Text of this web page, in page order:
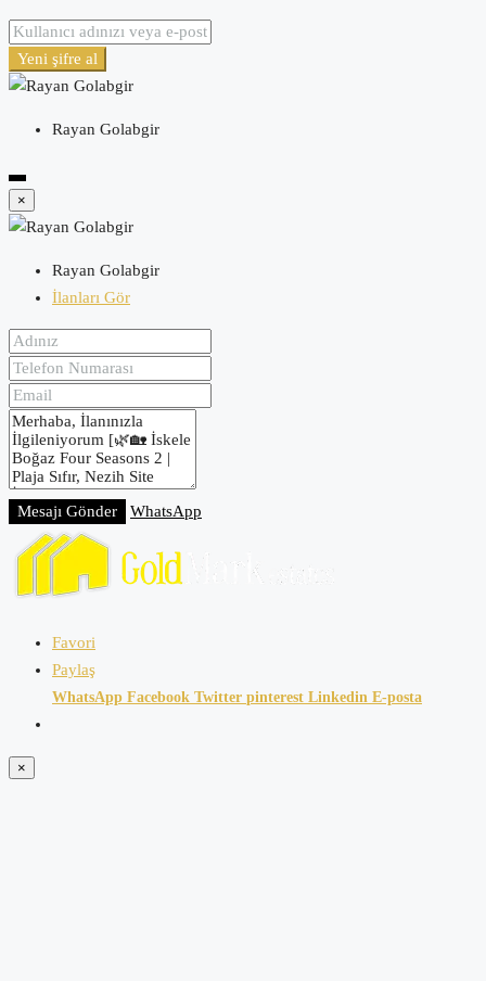
Yeni şifre al
Rayan Golabgir
×
Rayan Golabgir
İlanları Gör
Mesajı Gönder WhatsApp
Favori
Paylaş
WhatsApp Facebook Twitter pinterest Linkedin E-posta
×